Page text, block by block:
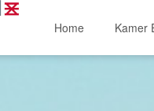
Home Kamer